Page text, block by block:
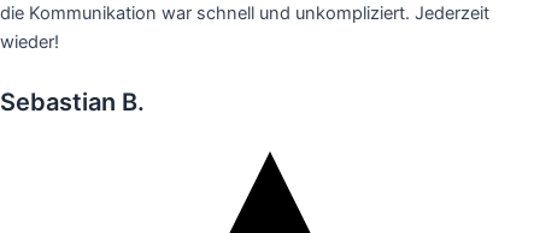
die Kommunikation war schnell und unkompliziert. Jederzeit
wieder!
Sebastian B.